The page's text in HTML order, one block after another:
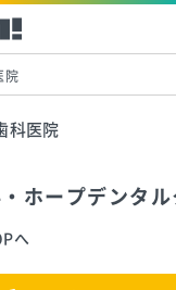
院
科医院
ホープデンタル
へ